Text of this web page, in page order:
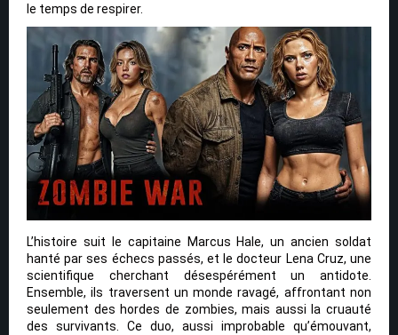
le temps de respirer.
L’histoire suit le capitaine Marcus Hale, un ancien soldat
hanté par ses échecs passés, et le docteur Lena Cruz, une
scientifique cherchant désespérément un antidote.
Ensemble, ils traversent un monde ravagé, affrontant non
seulement des hordes de zombies, mais aussi la cruauté
des survivants. Ce duo, aussi improbable qu’émouvant,